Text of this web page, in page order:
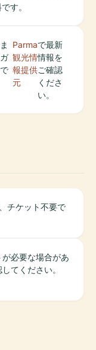
す。
Parma
観光情
報提供
元
で最新
情報を
ご確認
くださ
い。
チケット不要で
必要な場合があ
てください。